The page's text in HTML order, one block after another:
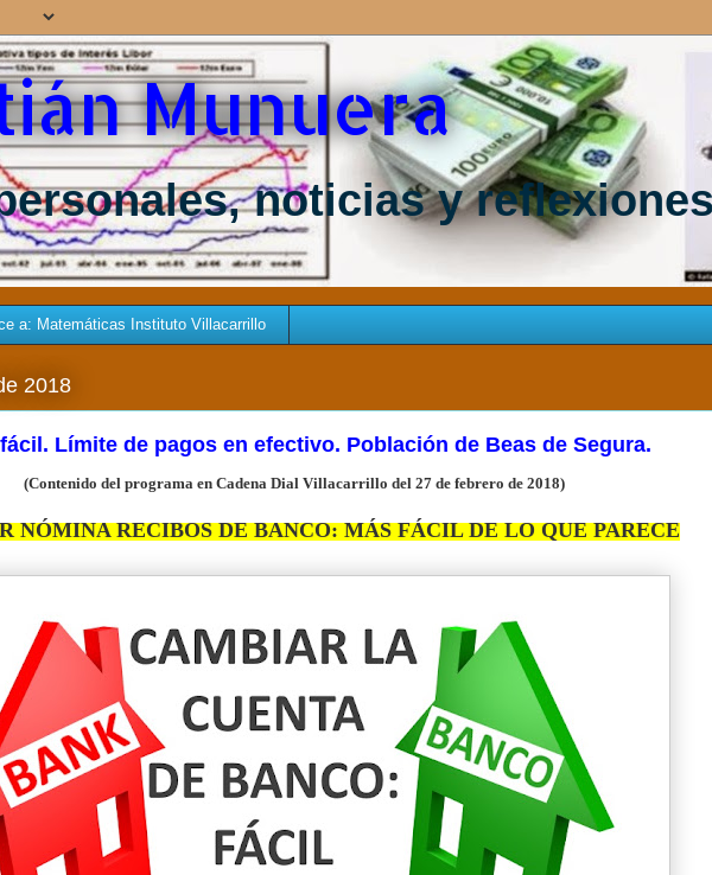
Munuera
noticias y reflexiones
a: Matemáticas Instituto Villacarrillo
2018
Límite de pagos en efectivo. Población de Beas de Segura.
(Contenido del programa en Cadena Dial Villacarrillo del 27 de febrero de 2018)
NÓMINA RECIBOS DE BANCO: MÁS FÁCIL DE LO QUE PARECE